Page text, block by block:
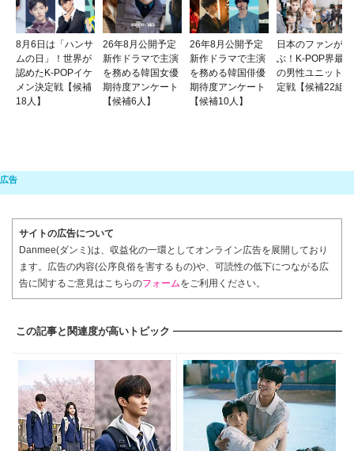
8月6日は「ハンサ
ムの日」！世界が
認めたK-POPイケ
メン決定戦【候補
18人】
26年8月公開予定
新作ドラマで主演
を務める韓国女優
期待度アンケート
【候補6人】
26年8月公開予定
新作ドラマで主演
を務める韓国俳優
期待度アンケート
【候補10人】
日本のファンが選
ぶ！K-POP界最強
の男性ユニット決
定戦【候補22組】
サイトの広告について
Danmee(ダンミ)は、収益化の一環としてオンライン広告を展開しており
ます。広告の内容(公序良俗を害するもの)や、可読性の低下につながる広
告に関するご意見はこちらのフォームをご利用ください。
この記事と関連度が高いトピック